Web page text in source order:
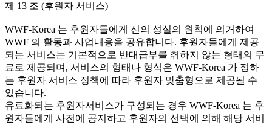
제 13 조 (후원자 서비스)
WWF-Korea 는 후원자들에게 신의 성실의 원칙에 의거하여
WWF 의 활동과 사업내용을 공유합니다. 후원자들에게 제공
되는 서비스는 기본적으로 반대급부를 취하지 않는 형태의 무
료로 제공되며, 서비스의 형태나 형식은 WWF-Korea 가 정하
는 후원자 서비스 정책에 따라 후원자 맞춤형으로 제공될 수
있습니다.
유료화되는 후원자서비스가 구성되는 경우 WWF-Korea 는 후
원자들에게 사전에 공지하고 후원자의 선택에 의해 해당 서비